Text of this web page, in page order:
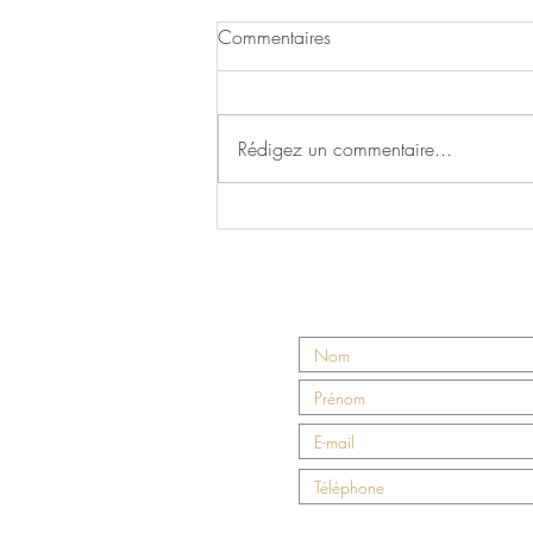
Obtention de l'agrément
Commentaires
Rédigez un commentaire...